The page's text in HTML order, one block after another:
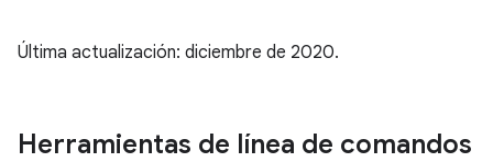
Última actualización: diciembre de 2020.
Herramientas de línea de comandos